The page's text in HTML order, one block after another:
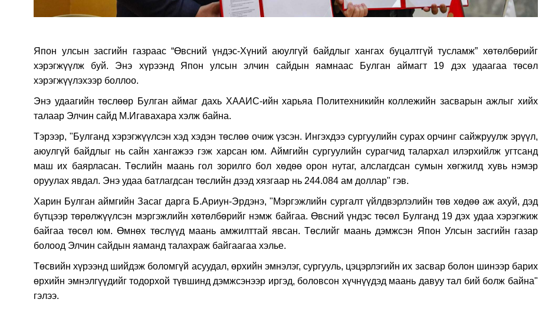
Япон улсын засгийн газраас “Өвсний үндэс-Хүний аюулгүй байдлыг хангах буцалтгүй тусламж” хөтөлбөрийг
хэрэгжүүлж буй. Энэ хүрээнд Япон улсын элчин сайдын яамнаас Булган аймагт 19 дэх удаагаа төсөл
хэрэгжүүлэхээр боллоо.
Энэ удаагийн төслөөр Булган аймаг дахь ХААИС-ийн харьяа Политехникийн коллежийн засварын ажлыг хийх
талаар Элчин сайд М.Игавахара хэлж байна.
Тэрээр, "Булганд хэрэгжүүлсэн хэд хэдэн төслөө очиж үзсэн. Ингэхдээ сургуулийн сурах орчинг сайжруулж эрүүл,
аюулгүй байдлыг нь сайн хангажээ гэж харсан юм. Аймгийн сургуулийн сурагчид талархал илэрхийлж угтсанд
маш их баярласан. Төслийн маань гол зорилго бол хөдөө орон нутаг, алслагдсан сумын хөгжилд хувь нэмэр
оруулах явдал. Энэ удаа батлагдсан төслийн дээд хязгаар нь 244.084 ам доллар" гэв.
Харин Булган аймгийн Засаг дарга Б.Ариун-Эрдэнэ, "Мэргэжлийн сургалт үйлдвэрлэлийн төв хөдөө аж ахуй, дэд
бүтцээр төрөлжүүлсэн мэргэжлийн хөтөлбөрийг нэмж байгаа. Өвсний үндэс төсөл Булганд 19 дэх удаа хэрэгжиж
байгаа төсөл юм. Өмнөх төслүүд маань амжилттай явсан. Төслийг маань дэмжсэн Япон Улсын засгийн газар
болоод Элчин сайдын яаманд талахраж байгаагаа хэлье.
Төсвийн хүрээнд шийдэж боломгүй асуудал, өрхийн эмнэлэг, сургууль, цэцэрлэгийн их засвар болон шинээр барих
өрхийн эмнэлгүүдийг тодорхой түвшинд дэмжсэнээр иргэд, боловсон хүчнүүдэд маань давуу тал бий болж байна"
гэлээ.